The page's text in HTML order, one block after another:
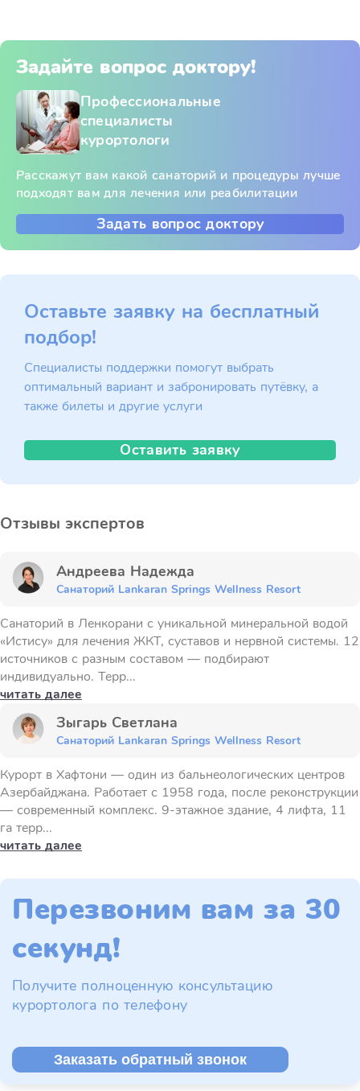
Задайте вопрос доктору!
Профессиональные
специалисты
курортологи
Расскажут вам какой санаторий и процедуры лучше
подходят вам для лечения или реабилитации
Задать вопрос доктору
Оставьте заявку на бесплатный
подбор!
Специалисты поддержки помогут выбрать
оптимальный вариант и забронировать путёвку, а
также билеты и другие услуги
Оставить заявку
Отзывы экспертов
Андреева Надежда
Санаторий Lankaran Springs Wellness Resort
Санаторий в Ленкорани с уникальной минеральной водой
«Истису» для лечения ЖКТ, суставов и нервной системы. 12
источников с разным составом — подбирают
индивидуально. Терр...
читать далее
Зыгарь Светлана
Санаторий Lankaran Springs Wellness Resort
Курорт в Хафтони — один из бальнеологических центров
Азербайджана. Работает с 1958 года, после реконструкции
— современный комплекс. 9-этажное здание, 4 лифта, 11
га терр...
читать далее
Перезвоним вам за 30
секунд!
Получите полноценную консультацию
курортолога по телефону
Заказать обратный звонок